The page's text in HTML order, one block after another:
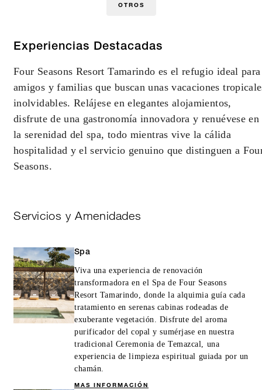
OTROS
Experiencias Destacadas
Four Seasons Resort Tamarindo es el refugio ideal para
amigos y familias que buscan unas vacaciones
inolvidables. Relájese en elegantes alojamientos,
disfrute de una gastronomía innovadora y renuévese en
la serenidad del spa, todo mientras vive la cálida
hospitalidad y el servicio genuino que distinguen a
Seasons.
Servicios y Amenidades
Spa
Viva una experiencia de renovación
transformadora en el Spa de Four Seasons
Resort Tamarindo, donde la alquimia guía cada
tratamiento en serenas cabinas rodeadas de
exuberante vegetación. Disfrute del aroma
purificador del copal y sumérjase en nuestra
tradicional Ceremonia de Temazcal, una
experiencia de limpieza espiritual guiada por un
chamán.
MAS INFORMACIÓN